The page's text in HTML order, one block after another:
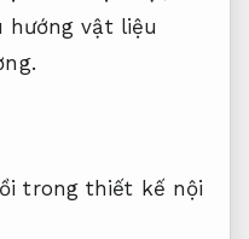
vật liệu